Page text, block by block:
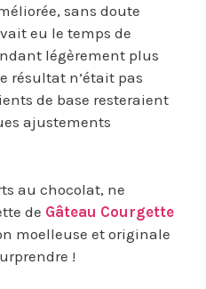
sans doute
eu le temps de
légèrement plus
résultat n’était pas
de base resteraient
ajustements
au chocolat, ne
de Gâteau Courgette
moelleuse et originale
!